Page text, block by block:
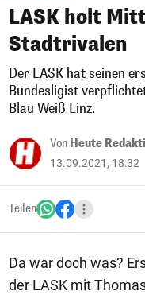
LASK holt
Stadtrivalen
Der LASK hat seinen
Bundesligist
Blau Weiß Linz.
Von Heute
13.09.2021, 18:32
Teilen
Da war doch was?
der LASK mit